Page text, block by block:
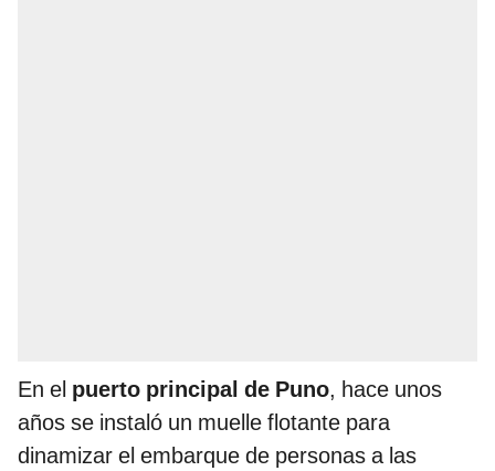
En el puerto principal de Puno, hace unos
años se instaló un muelle flotante para
dinamizar el embarque de personas a las